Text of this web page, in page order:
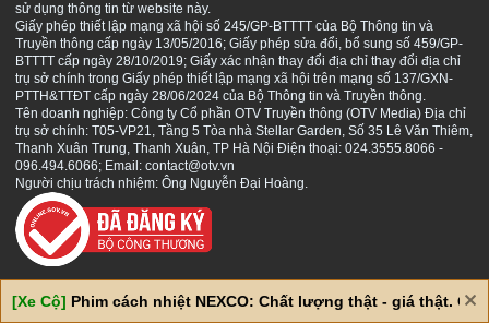
sử dụng thông tin từ website này.
Giấy phép thiết lập mạng xã hội số 245/GP-BTTTT của Bộ Thông tin và
Truyền thông cấp ngày 13/05/2016; Giấy phép sửa đổi, bổ sung số 459/GP-
BTTTT cấp ngày 28/10/2019; Giấy xác nhận thay đổi địa chỉ thay đổi địa chỉ
trụ sở chính trong Giấy phép thiết lập mạng xã hội trên mạng số 137/GXN-
PTTH&TTĐT cấp ngày 28/06/2024 của Bộ Thông tin và Truyền thông.
Tên doanh nghiệp: Công ty Cổ phần OTV Truyền thông (OTV Media) Địa chỉ
trụ sở chính: T05-VP21, Tầng 5 Tòa nhà Stellar Garden, Số 35 Lê Văn Thiêm,
Thanh Xuân Trung, Thanh Xuân, TP Hà Nội Điện thoại: 024.3555.8066 -
096.494.6066; Email: contact@otv.vn
Người chịu trách nhiệm: Ông Nguyễn Đại Hoàng.
[Xe Cộ] Phim cách nhiệt NEXCO: Chất lượng thật - giá thật. Giá